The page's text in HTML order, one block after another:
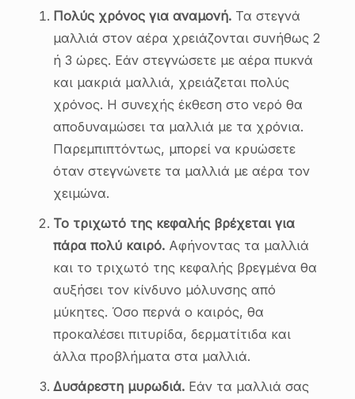
Πολύς χρόνος για αναμονή.Τα στεγνά
μαλλιά στον αέρα χρειάζονται συνήθως 2
ή 3 ώρες. Εάν στεγνώσετε με αέρα πυκνά
και μακριά μαλλιά, χρειάζεται πολύς
χρόνος. Η συνεχής έκθεση στο νερό θα
αποδυναμώσει τα μαλλιά με τα χρόνια.
Παρεμπιπτόντως, μπορεί να κρυώσετε
όταν στεγνώνετε τα μαλλιά με αέρα τον
χειμώνα.
Το τριχωτό της κεφαλής βρέχεται για
πάρα πολύ καιρό.Αφήνοντας τα μαλλιά
και το τριχωτό της κεφαλής βρεγμένα θα
αυξήσει τον κίνδυνο μόλυνσης από
μύκητες. Όσο περνά ο καιρός, θα
προκαλέσει πιτυρίδα, δερματίτιδα και
άλλα προβλήματα στα μαλλιά.
Δυσάρεστη μυρωδιά. Εάν τα μαλλιά σας